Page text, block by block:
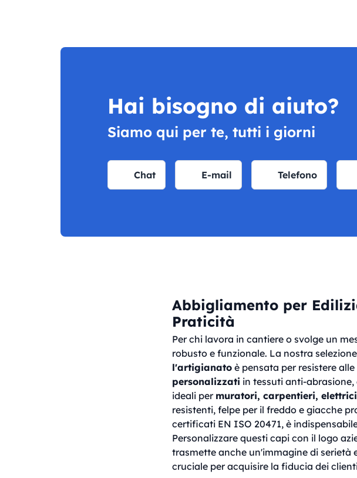
Hai bisogno di aiuto?
Siamo qui per te, tutti i giorni
Chat E-mail Telefono
Abbigliamento per
Praticità
Per chi lavora in cantiere o svolge un
robusto e funzionale. La nostra
l'artigianatoè pensata per resistere
personalizzati in tessuti anti-
ideali per muratori, carpentieri,
resistenti, felpe per il freddo e giacche
certificati EN ISO 20471, è
Personalizzare questi capi con il logo
trasmette anche un'immagine di
cruciale per acquisire la fiducia dei